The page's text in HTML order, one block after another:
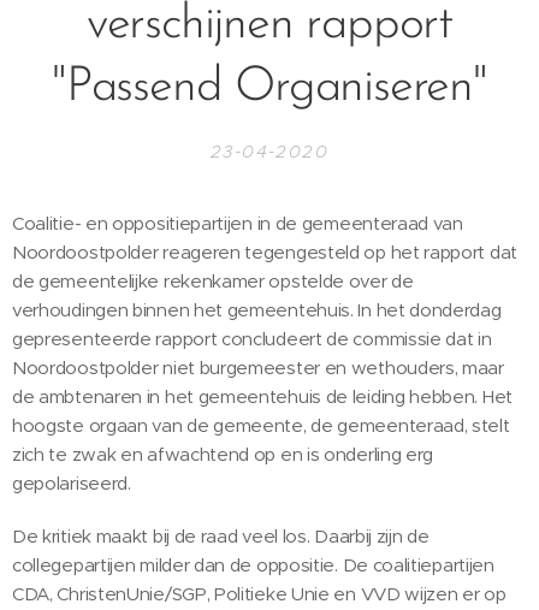
verschijnen rapport
"Passend Organiseren"
23-04-2020
Coalitie- en oppositiepartijen in de gemeenteraad van
Noordoostpolder reageren tegengesteld op het rapport dat
de gemeentelijke rekenkamer opstelde over de
verhoudingen binnen het gemeentehuis. In het donderdag
gepresenteerde rapport concludeert de commissie dat in
Noordoostpolder niet burgemeester en wethouders, maar
de ambtenaren in het gemeentehuis de leiding hebben. Het
hoogste orgaan van de gemeente, de gemeenteraad, stelt
zich te zwak en afwachtend op en is onderling erg
gepolariseerd.
De kritiek maakt bij de raad veel los. Daarbij zijn de
collegepartijen milder dan de oppositie. De coalitiepartijen
CDA, ChristenUnie/SGP, Politieke Unie en VVD wijzen er op